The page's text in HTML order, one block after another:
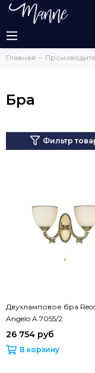
Главная
Бра
Фильтр
Двухламповое бра
Angelo A.7055/2
26 754 руб
В корзину